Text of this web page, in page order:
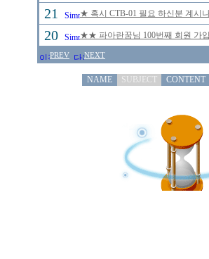
21 ★ 혹시 CTB-01 필요 하신분 계시
20 ★★ 파아란꿈님 100번째 회원 가
PREV NEXT